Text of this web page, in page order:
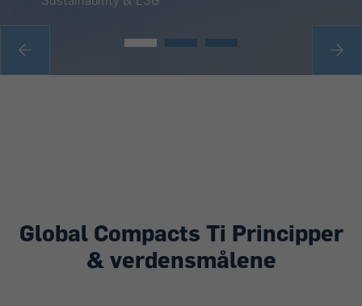
Sustainability Manager
Global Compacts Ti Principper
& verdensmålene